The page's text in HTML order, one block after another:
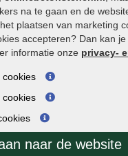
na te gaan en de
plaatsen van marketing
accepteren? Dan kan
informatie onze privacy-
cookies
cookies
naar de website